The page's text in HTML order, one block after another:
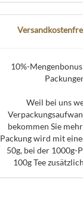
10%-
Weil bei uns
bekommen Sie
Packung wird mit
50g, bei der 1000g-
100g Tee